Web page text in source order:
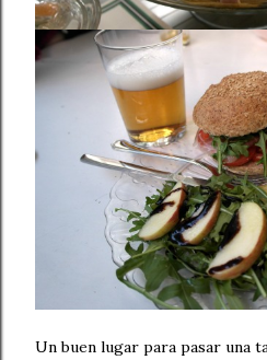
Un buen lugar para pasar una